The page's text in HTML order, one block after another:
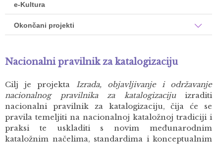
e-Kultura
Okončani projekti
Nacionalni pravilnik za katalogizaciju
Cilj je projekta Izrada, objavljivanje i održavanje
nacionalnog pravilnika za katalogizacijuizraditi
nacionalni pravilnik za katalogizaciju, čija će se
pravila temeljiti na nacionalnoj kataložnoj tradiciji i
praksi te uskladiti s novim međunarodnim
kataložnim načelima, standardima i konceptualnim